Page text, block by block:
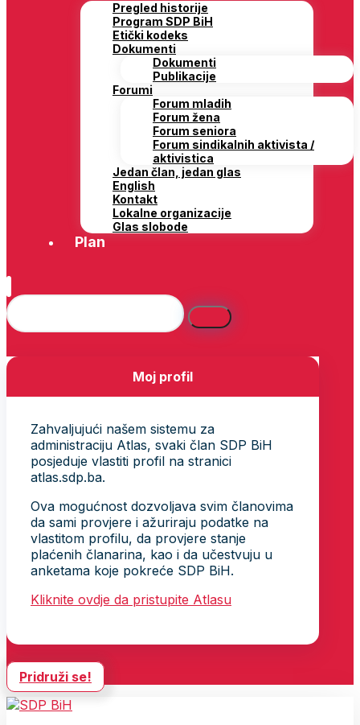
Pregled historije
Program SDP BiH
Etički kodeks
Dokumenti
Dokumenti
Publikacije
Forumi
Forum mladih
Forum žena
Forum seniora
Forum sindikalnih aktivista /
aktivistica
Jedan član, jedan glas
English
Kontakt
Lokalne organizacije
Glas slobode
Plan
Moj profil
Zahvaljujući našem sistemu za
administraciju Atlas, svaki član SDP BiH
posjeduje vlastiti profil na stranici
atlas.sdp.ba.
Ova mogućnost dozvoljava svim članovima
da sami provjere i ažuriraju podatke na
vlastitom profilu, da provjere stanje
plaćenih članarina, kao i da učestvuju u
anketama koje pokreće SDP BiH.
Kliknite ovdje da pristupite Atlasu
Pridruži se!